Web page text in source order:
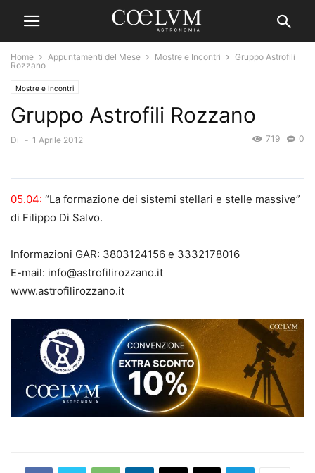
Home Appuntamenti del Mese Mostre e Incontri
Gruppo Astrofili
Rozzano
Mostre e Incontri
Gruppo Astrofili Rozzano
Di - 1 Aprile 2012 0
719
05.04: “La formazione dei sistemi stellari e stelle massive”
di Filippo Di Salvo.
Informazioni GAR: 3803124156 e 3332178016
E-mail: info@astrofilirozzano.it
www.astrofilirozzano.it